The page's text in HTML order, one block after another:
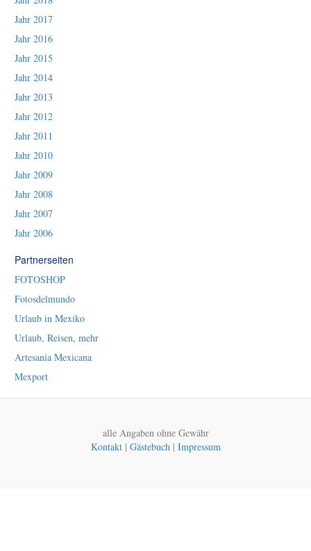
Jahr 2017
Jahr 2016
Jahr 2015
Jahr 2014
Jahr 2013
Jahr 2012
Jahr 2011
Jahr 2010
Jahr 2009
Jahr 2008
Jahr 2007
Jahr 2006
Partnerseiten
FOTOSHOP
Fotosdelmundo
Urlaub in Mexiko
Urlaub, Reisen, mehr
Artesania Mexicana
Mexport
alle Angaben ohne Gewähr
Kontakt| Gästebuch| Impressum